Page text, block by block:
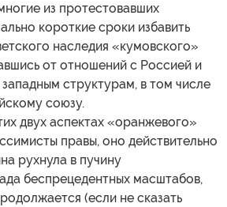
из протестовавших
короткие сроки избавить
наследия «кумовского»
от отношений с Россией и
структурам, в том числе
союзу.
двух аспектах «оранжевого»
правы, оно действительно
рухнула в пучину
беспрецедентных масштабов,
(если не сказать